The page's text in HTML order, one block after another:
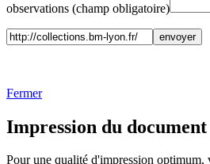
observations (champ obligatoire)
Fermer
Impression du document
Pour une qualité d'impression optimum,